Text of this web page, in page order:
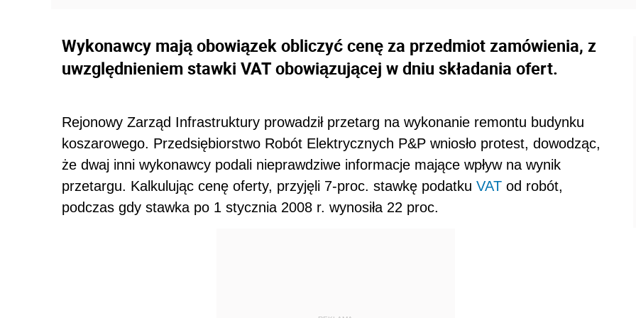
Wykonawcy mają obowiązek obliczyć cenę za przedmiot zamówienia, z
uwzględnieniem stawki VAT obowiązującej w dniu składania ofert.
Rejonowy Zarząd Infrastruktury prowadził przetarg na wykonanie remontu budynku
koszarowego. Przedsiębiorstwo Robót Elektrycznych P&P wniosło protest, dowodząc,
że dwaj inni wykonawcy podali nieprawdziwe informacje mające wpływ na wynik
przetargu. Kalkulując cenę oferty, przyjęli 7-proc. stawkę podatku VAT od robót,
podczas gdy stawka po 1 stycznia 2008 r. wynosiła 22 proc.